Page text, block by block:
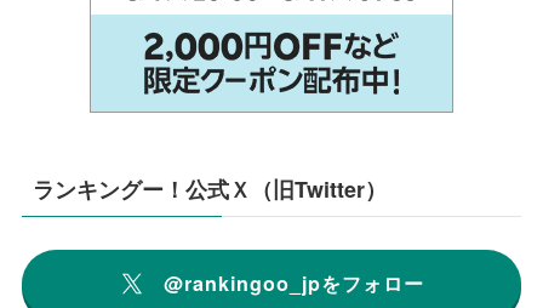
ランキングー！公式Ｘ（旧Twitter）
@rankingoo_jpをフォロー